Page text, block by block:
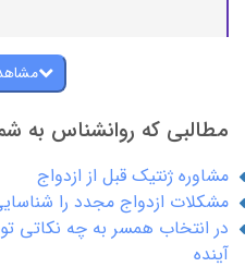
مطالبی که روانشناس به
مشاوره ژنتیک قبل از ازدواج
مشکلات ازدواج مجدد را
در انتخاب همسر به چه
آینده